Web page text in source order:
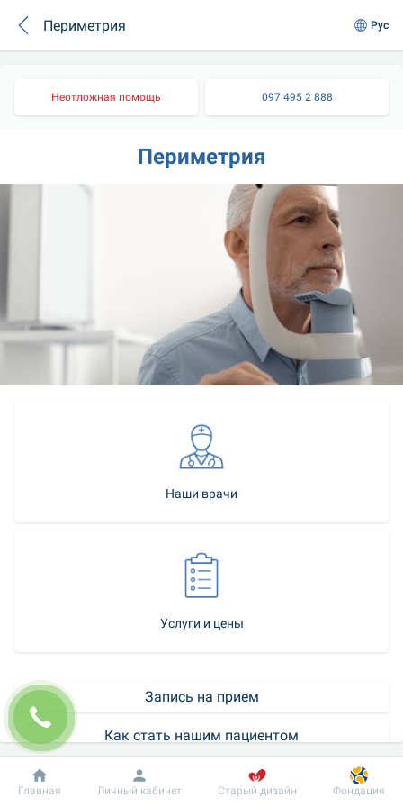
Периметрия Рус
Неотложная помощь 097 495 2 888
Периметрия
Наши врачи
Услуги и цены
Запись на прием
Как стать нашим пациентом
Контакт-центр
Добробут
Информация Пациенту
Главная Личный кабинет Старый дизайн Фондация